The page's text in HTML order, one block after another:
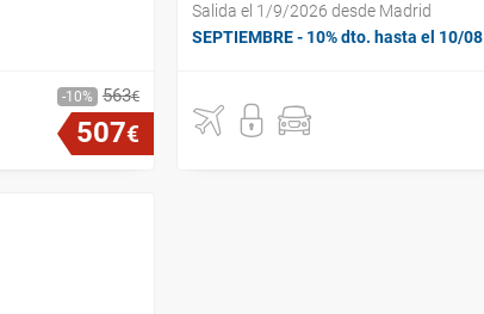
10 563€
507€
Salida el 1/9/2026 desde Madrid
SEPTIEMBRE - 10% dto. hasta el 10/08